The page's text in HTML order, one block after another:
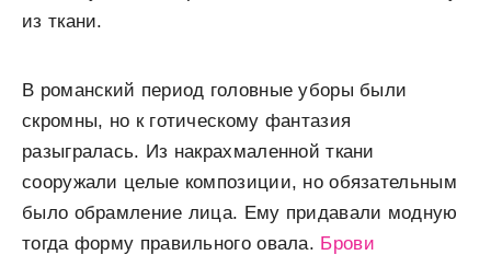
из ткани.
В романский период головные уборы были
скромны, но к готическому фантазия
разыгралась. Из накрахмаленной ткани
сооружали целые композиции, но обязательным
было обрамление лица. Ему придавали модную
тогда форму правильного овала. Брови